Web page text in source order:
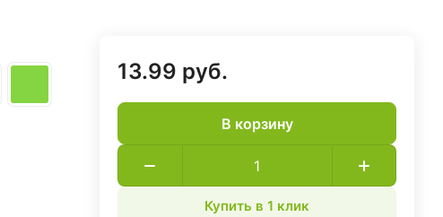
13.99 руб.
В корзину
Купить в 1 клик